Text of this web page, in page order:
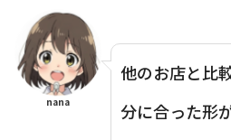
nana
他のお店と比
分に合った形